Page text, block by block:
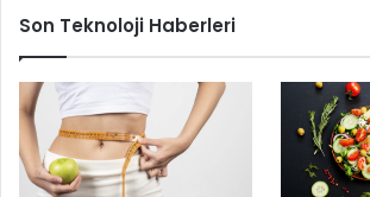
Son Teknoloji Haberleri